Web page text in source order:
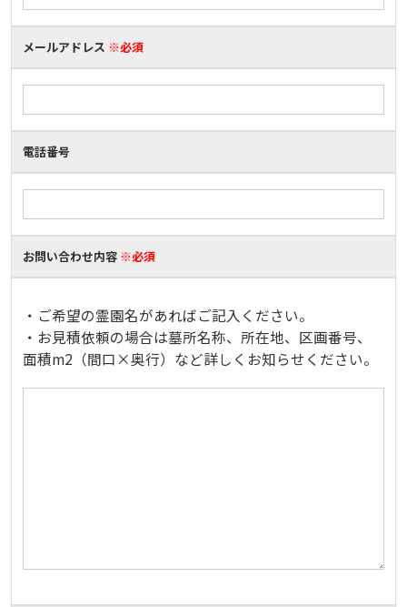
メールアドレス ※必須
電話番号
お問い合わせ内容 ※必須
・ご希望の霊園名があればご記入ください。
・お見積依頼の場合は墓所名称、所在地、区画番号、
面積m2（間口×奥行）など詳しくお知らせください。